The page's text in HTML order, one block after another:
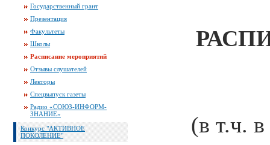
Государственный грант
Презентация
Факультеты
Школы
Расписание мероприятий
Отзывы слушателей
Лекторы
Спецвыпуск газеты
Радио «СОЮЗ-ИНФОРМ-
ЗНАНИЕ»
Конкурс "АКТИВНОЕ
ПОКОЛЕНИЕ"
(в т.ч.